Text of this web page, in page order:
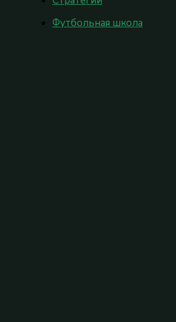
Футбольная школа